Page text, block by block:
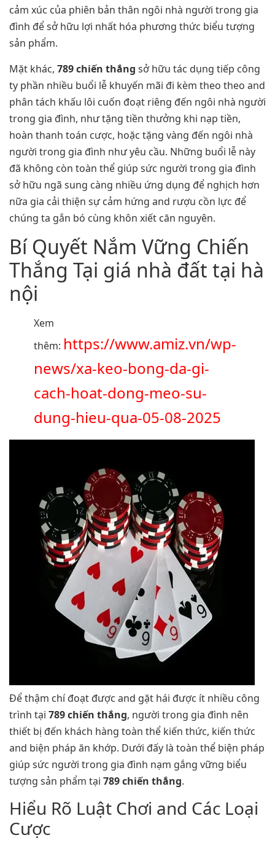
cảm xúc của phiên bản thân ngôi nhà người trong gia
đình để sở hữu lợi nhất hóa phương thức biểu tượng
sản phẩm.
Mặt khác, 789 chiến thắng sở hữu tác dụng tiếp công
ty phần nhiều buổi lễ khuyến mãi đi kèm theo theo and
phân tách khấu lôi cuốn đoạt riêng đến ngôi nhà người
trong gia đình, như tặng tiền thưởng khi nạp tiền,
hoàn thanh toán cược, hoặc tặng vàng đến ngôi nhà
người trong gia đình như yêu cầu. Những buổi lễ này
đã không còn toàn thể giúp sức người trong gia đình
sở hữu ngã sung càng nhiều ứng dụng để nghịch hơn
nữa gia cải thiện sự cảm hứng and rượu cồn lực để
chúng ta gắn bó cùng khôn xiết căn nguyên.
Bí Quyết Nắm Vững Chiến
Thắng Tại giá nhà đất tại hà
nội
Xem
thêm: https://www.amiz.vn/wp-
news/xa-keo-bong-da-gi-
cach-hoat-dong-meo-su-
dung-hieu-qua-05-08-2025
Để thậm chí đoạt được and gặt hái được ít nhiều công
trình tại 789 chiến thắng, người trong gia đình nên
thiết bị đến khách hàng toàn thể kiến thức, kiến thức
and biện pháp ăn khớp. Dưới đấy là toàn thể biện pháp
giúp sức người trong gia đình nạm gắng vững biểu
tượng sản phẩm tại 789 chiến thắng.
Hiểu Rõ Luật Chơi and Các Loại
Cược